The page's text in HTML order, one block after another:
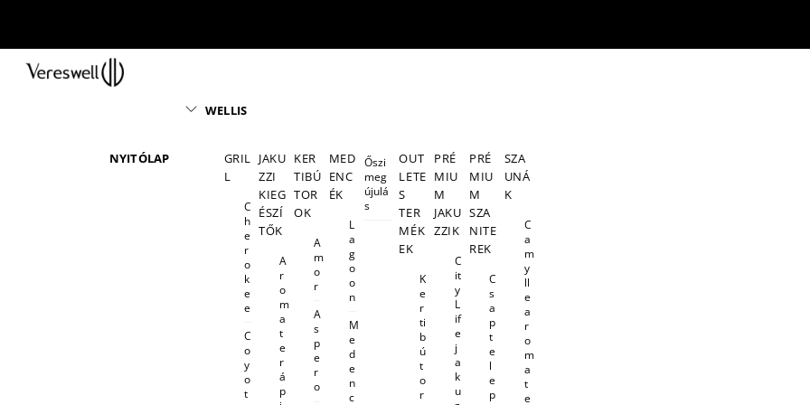
content
NYITÓLAP
WELLIS
GRIL
L
C
h
e
r
o
k
e
e
C
o
y
o
t
JAKU
ZZI
KIEG
ÉSZÍ
TŐK
A
r
o
m
a
t
e
r
á
p
KER
TIBÚ
TOR
OK
A
m
o
r
A
s
p
e
r
o
MED
ENC
ÉK
L
a
g
o
o
n
M
e
d
e
n
c
Őszi
meg
újulá
s
OUT
LETE
S
TER
MÉK
EK
K
e
r
ti
b
ú
t
o
r
PRÉ
MIU
M
JAKU
ZZIK
C
it
y
L
if
e
j
a
k
u
PRÉ
MIU
M
SZA
NITE
REK
C
s
a
p
t
e
l
e
p
SZA
UNÁ
K
C
a
m
y
ll
e
a
r
o
m
a
t
e